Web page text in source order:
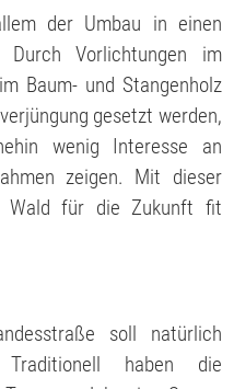
der Umbau in einen
Durch Vorlichtungen im
Baum- und Stangenholz
gesetzt werden,
wenig Interesse an
zeigen. Mit dieser
Wald für die Zukunft fit
soll natürlich
haben die